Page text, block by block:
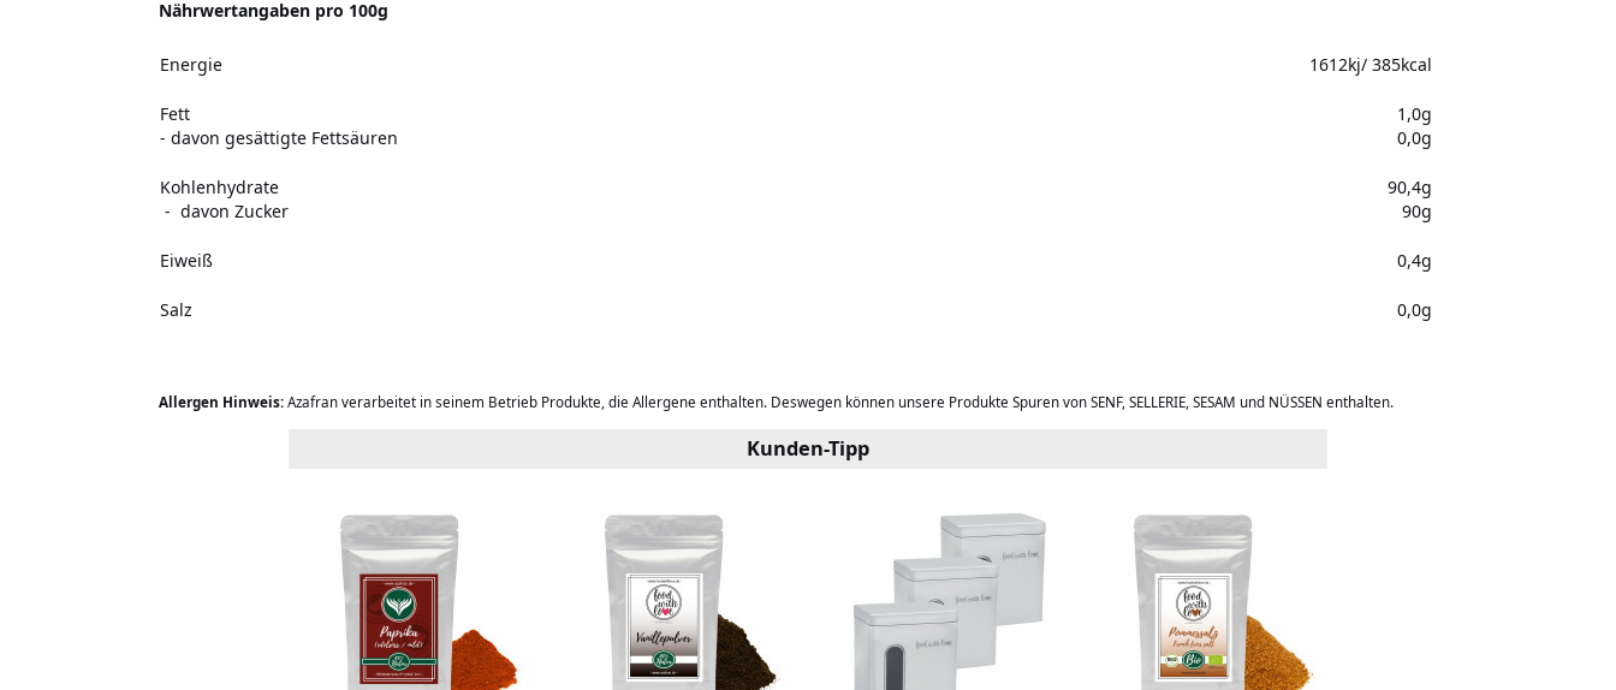
Nährwertangaben pro 100g
Energie 1612kj/ 385kcal
Fett
- davon gesättigte Fettsäuren
1,0g
0,0g
Kohlenhydrate
- davon Zucker
90,4g
90g
Eiweiß 0,4g
Salz 0,0g
Allergen Hinweis: Azafran verarbeitet in seinem Betrieb Produkte, die Allergene enthalten. Deswegen können unsere Produkte Spuren von SENF, SELLERIE, SESAM und NÜSSEN enthalten.
Kunden-Tipp